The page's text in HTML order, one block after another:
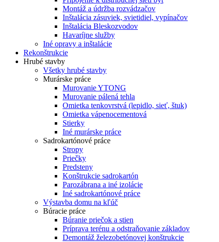
Montáž a údržba rozvádzačov
Inštalácia zásuviek, svietidiel, vypínačov
Inštalácia Bleskozvodov
Havaríjne služby
Iné opravy a inštalácie
Rekonštrukcie
Hrubé stavby
Všetky hrubé stavby
Murárske práce
Murovanie YTONG
Murovanie pálená tehla
Omietka tenkovrstvá (lepidlo, sieť, štuk)
Omietka vápenocementová
Stierky
Iné murárske práce
Sadrokartónové práce
Stropy
Priečky
Predsteny
Konštrukcie sadrokartón
Parozábrana a iné izolácie
Iné sadrokartónové práce
Výstavba domu na kľúč
Búracie práce
Búranie priečok a stien
Príprava terénu a odstraňovanie základov
Demontáž železobetónovej konštrukcie